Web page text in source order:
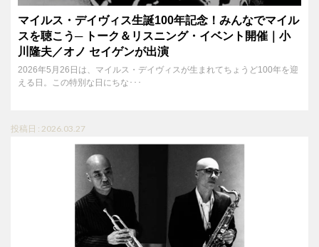
マイルス・デイヴィス生誕100年記念！みんなでマイル
スを聴こう─ トーク＆リスニング・イベント開催｜小
川隆夫／オノ セイゲンが出演
2026年5月26日は、マイルス・デイヴィスが生まれてちょうど100年を迎
える日。この特別な日にちな･･･
投稿日 : 2026.03.27